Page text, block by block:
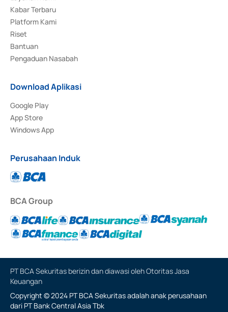
Kabar Terbaru
Platform Kami
Riset
Bantuan
Pengaduan Nasabah
Download Aplikasi
Google Play
App Store
Windows App
Perusahaan Induk
BCA Group
PT BCA Sekuritas berizin dan diawasi oleh Otoritas Jasa
Keuangan
Copyright © 2024 PT BCA Sekuritas adalah anak perusahaan
dari PT Bank Central Asia Tbk